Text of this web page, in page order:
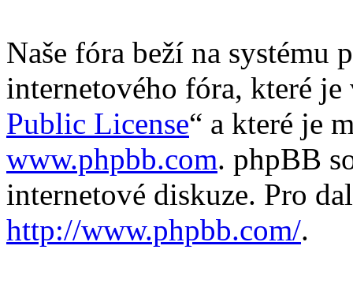
Naše fóra beží na systému
internetového fóra, které
Public License“ a které je
www.phpbb.com. phpBB
internetové diskuze. Pro
http://www.phpbb.com/.